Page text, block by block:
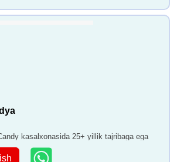
kasalxonasida 25+ yillik tajribaga ega